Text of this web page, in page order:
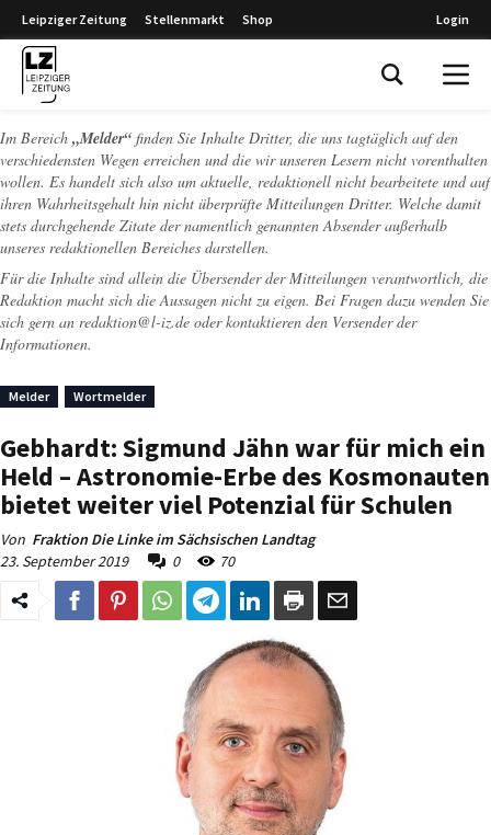
Leipziger Zeitung Stellenmarkt Shop Login
Im Bereich „Melder“ finden Sie Inhalte Dritter, die uns tagtäglich auf den
verschiedensten Wegen erreichen und die wir unseren Lesern nicht vorenthalten
wollen. Es handelt sich also um aktuelle, redaktionell nicht bearbeitete und auf
ihren Wahrheitsgehalt hin nicht überprüfte Mitteilungen Dritter. Welche damit
stets durchgehende Zitate der namentlich genannten Absender außerhalb
unseres redaktionellen Bereiches darstellen.
Für die Inhalte sind allein die Übersender der Mitteilungen verantwortlich, die
Redaktion macht sich die Aussagen nicht zu eigen. Bei Fragen dazu wenden Sie
sich gern an redaktion@l-iz.de oder kontaktieren den Versender der
Informationen.
Melder Wortmelder
Gebhardt: Sigmund Jähn war für mich ein
Held – Astronomie-Erbe des Kosmonauten
bietet weiter viel Potenzial für Schulen
Von Fraktion Die Linke im Sächsischen Landtag
23. September 2019
0 70